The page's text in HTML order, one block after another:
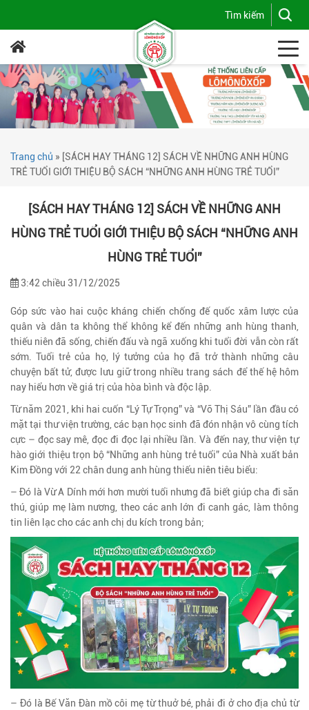
Trang chủ » [SÁCH HAY THÁNG 12] SÁCH VỀ NHỮNG ANH HÙNG
TRẺ TUỔI GIỚI THIỆU BỘ SÁCH “NHỮNG ANH HÙNG TRẺ TUỔI”
[SÁCH HAY THÁNG 12] SÁCH VỀ NHỮNG ANH
HÙNG TRẺ TUỔI GIỚI THIỆU BỘ SÁCH “NHỮNG ANH
HÙNG TRẺ TUỔI”
3:42 chiều 31/12/2025
Góp sức vào hai cuộc kháng chiến chống đế quốc xâm lược của
quân và dân ta không thể không kể đến những anh hùng thanh,
thiếu niên đã sống, chiến đấu và ngã xuống khi tuổi đời vẫn còn rất
sớm. Tuổi trẻ của họ, lý tưởng của họ đã trở thành những câu
chuyện bất tử, được lưu giữ trong nhiều trang sách để thế hệ hôm
nay hiểu hơn về giá trị của hòa bình và độc lập.
Từ năm 2021, khi hai cuốn “Lý Tự Trọng” và “Võ Thị Sáu” lần đầu có
mặt tại thư viện trường, các bạn học sinh đã đón nhận vô cùng tích
cực – đọc say mê, đọc đi đọc lại nhiều lần. Và đến nay, thư viện tự
hào giới thiệu trọn bộ “Những anh hùng trẻ tuổi” của Nhà xuất bản
Kim Đồng với 22 chân dung anh hùng thiếu niên tiêu biểu:
– Đó là Vừ A Dính mới hơn mười tuổi nhưng đã biết giúp cha đi săn
thú, giúp mẹ làm nương, theo các anh lớn đi canh gác, làm thông
tin liên lạc cho các anh chị du kích trong bản;
– Đó là Bế Văn Đàn mồ côi mẹ từ thuở bé, phải đi ở cho địa chủ từ